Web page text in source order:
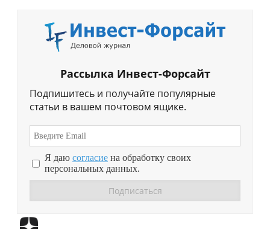
Рассылка Инвест-Форсайт
Подпишитесь и получайте популярные
статьи в вашем почтовом ящике.
Я даю согласие на обработку своих
персональных данных.